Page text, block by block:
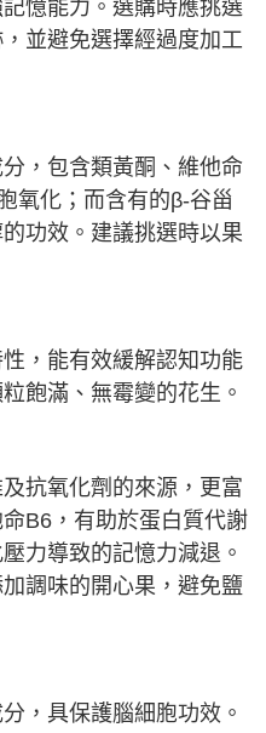
憶能力。選購時應挑選
並避免選擇經過度加工
，包含類黃酮、維他命
氧化；而含有的β-谷甾
功效。建議挑選時以果
，能有效緩解認知功能
飽滿、無霉變的花生。
抗氧化劑的來源，更富
B6，有助於蛋白質代謝
力導致的記憶力減退。
調味的開心果，避免鹽
，具保護腦細胞功效。